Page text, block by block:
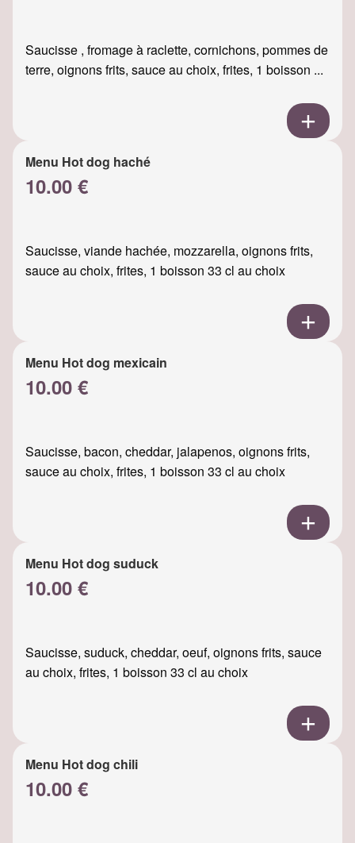
Saucisse , fromage à raclette, cornichons, pommes de
terre, oignons frits, sauce au choix, frites, 1 boisson ...
Menu Hot dog haché
10.00 €
Saucisse, viande hachée, mozzarella, oignons frits,
sauce au choix, frites, 1 boisson 33 cl au choix
Menu Hot dog mexicain
10.00 €
Saucisse, bacon, cheddar, jalapenos, oignons frits,
sauce au choix, frites, 1 boisson 33 cl au choix
Menu Hot dog suduck
10.00 €
Saucisse, suduck, cheddar, oeuf, oignons frits, sauce
au choix, frites, 1 boisson 33 cl au choix
Menu Hot dog chili
10.00 €